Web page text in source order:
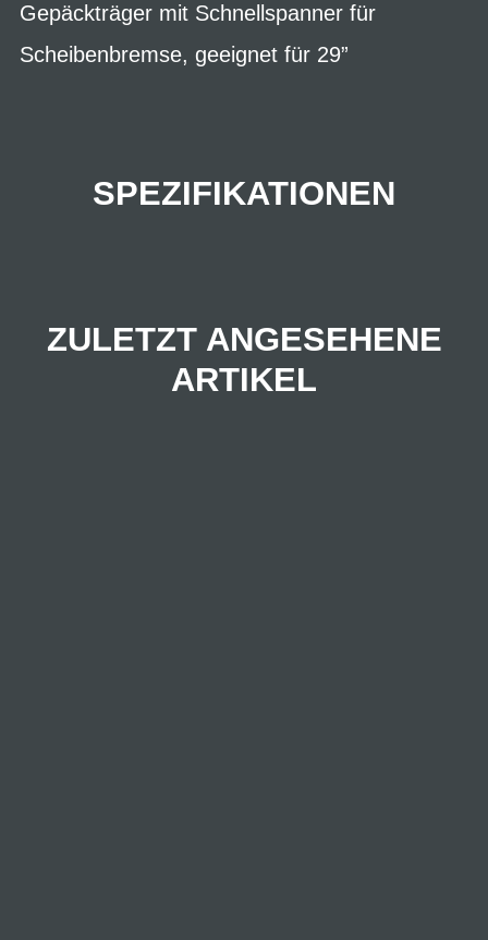
Gepäckträger mit Schnellspanner für
Scheibenbremse, geeignet für 29”
SPEZIFIKATIONEN
ZULETZT ANGESEHENE
ARTIKEL